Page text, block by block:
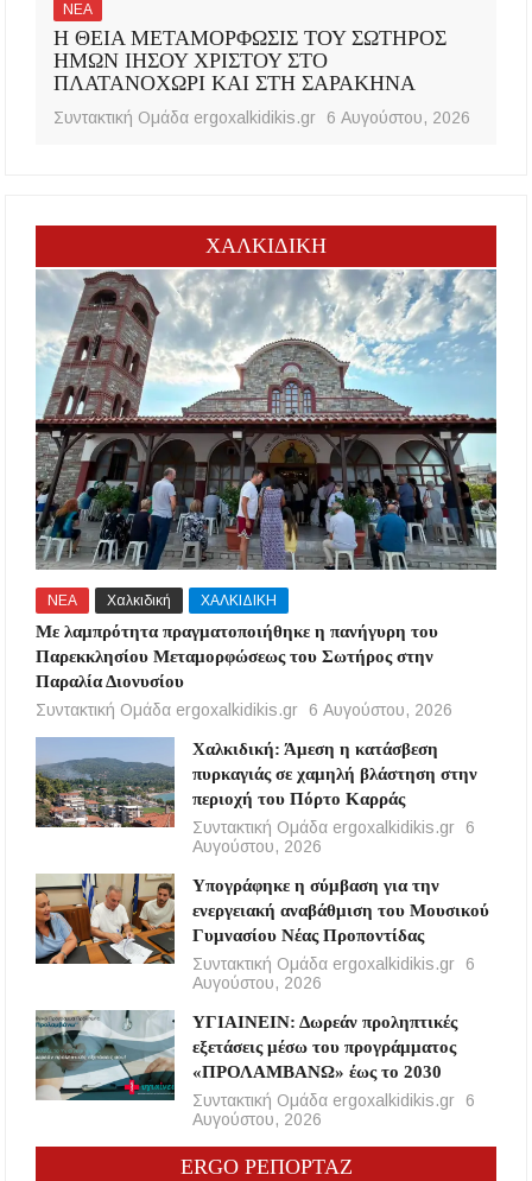
ΝΕΑ
Η ΘΕΙΑ ΜΕΤΑΜΟΡΦΩΣΙΣ ΤΟΥ ΣΩΤΗΡΟΣ
ΗΜΩΝ ΙΗΣΟΥ ΧΡΙΣΤΟΥ ΣΤΟ
ΠΛΑΤΑΝΟΧΩΡΙ ΚΑΙ ΣΤΗ ΣΑΡΑΚΗΝΑ
Συντακτική Ομάδα ergoxalkidikis.gr 6 Αυγούστου, 2026
ΧΑΛΚΙΔΙΚΗ
ΝΕΑ Χαλκιδική ΧΑΛΚΙΔΙΚΗ
Με λαμπρότητα πραγματοποιήθηκε η πανήγυρη του
Παρεκκλησίου Μεταμορφώσεως του Σωτήρος στην
Παραλία Διονυσίου
Συντακτική Ομάδα ergoxalkidikis.gr
6 Αυγούστου, 2026
Χαλκιδική: Άμεση η κατάσβεση
πυρκαγιάς σε χαμηλή βλάστηση στην
περιοχή του Πόρτο Καρράς
Συντακτική Ομάδα ergoxalkidikis.gr
6
Αυγούστου, 2026
Υπογράφηκε η σύμβαση για την
ενεργειακή αναβάθμιση του Μουσικού
Γυμνασίου Νέας Προποντίδας
Συντακτική Ομάδα ergoxalkidikis.gr
6
Αυγούστου, 2026
ΥΓΙΑΙΝΕΙΝ: Δωρεάν προληπτικές
εξετάσεις μέσω του προγράμματος
«ΠΡΟΛΑΜΒΑΝΩ» έως το 2030
Συντακτική Ομάδα ergoxalkidikis.gr
6
Αυγούστου, 2026
ERGO ΡΕΠΟΡΤΑΖ